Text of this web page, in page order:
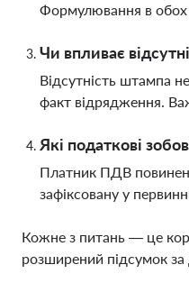
Формулювання в обох
Чи впливає
Відсутність штампа
факт відрядження.
Які податкові
Платник ПДВ повинен
зафіксовану у
Кожне з питань — це
розширений підсумок за